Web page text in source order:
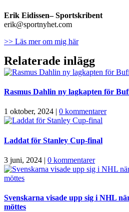
Erik Eidissen– Sportskribent
erik@sportnyhet.com
>> Läs mer om mig här
Relaterade inlägg
Rasmus Dahlin ny lagkapten för
1 oktober, 2024 | 0 kommentarer
Laddat för Stanley Cup-final
3 juni, 2024 | 0 kommentarer
Svenskarna visade upp sig i NHL
möttes